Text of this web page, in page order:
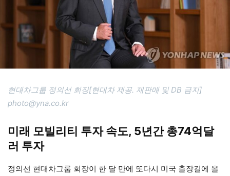
현대차그룹 정의선 회장[현대차 제공. 재판매 및 DB 금지]
photo@yna.co.kr
미래 모빌리티 투자 속도, 5년간 총74억달
러 투자
정의선 현대차그룹 회장이 한 달 만에 또다시 미국 출장길에 올